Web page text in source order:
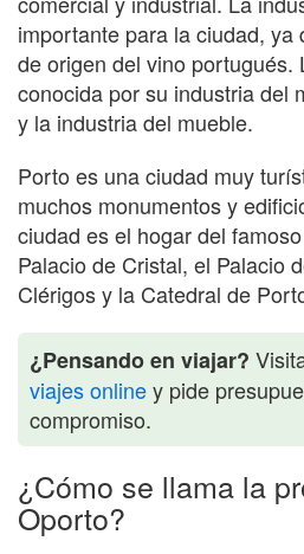
importante para la ciudad,
de origen del vino portugués.
conocida por su industria del
y la industria del mueble.
Porto es una ciudad muy
muchos monumentos y
ciudad es el hogar del
Palacio de Cristal, el Palacio
Clérigos y la Catedral de
¿Pensando en viajar?
viajes onliney pide
compromiso.
¿Cómo se llama la
Oporto?